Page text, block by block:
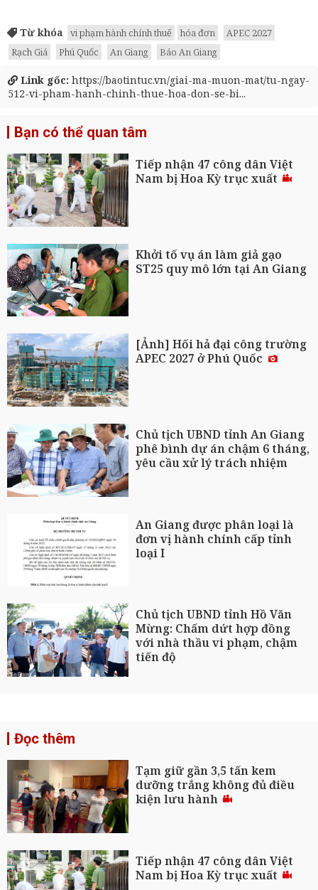
Từ khóa vi phạm hành chính thuế hóa đơn
APEC 2027
Rạch Giá
Phú Quốc An Giang Báo An Giang
Link gốc: https://baotintuc.vn/giai-ma-muon-mat/tu-ngay-
512-vi-pham-hanh-chinh-thue-hoa-don-se-bi...
Bạn có thể quan tâm
Tiếp nhận 47 công dân Việt
Nam bị Hoa Kỳ trục xuất
Khởi tố vụ án làm giả gạo
ST25 quy mô lớn tại An Giang
[Ảnh] Hối hả đại công trường
APEC 2027 ở Phú Quốc
Chủ tịch UBND tỉnh An Giang
phê bình dự án chậm 6 tháng,
yêu cầu xử lý trách nhiệm
An Giang được phân loại là
đơn vị hành chính cấp tỉnh
loại I
Chủ tịch UBND tỉnh Hồ Văn
Mừng: Chấm dứt hợp đồng
với nhà thầu vi phạm, chậm
tiến độ
Đọc thêm
Tạm giữ gần 3,5 tấn kem
dưỡng trắng không đủ điều
kiện lưu hành
Tiếp nhận 47 công dân Việt
Nam bị Hoa Kỳ trục xuất